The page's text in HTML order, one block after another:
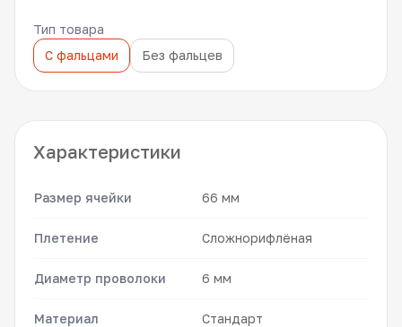
Тип товара
С фальцами
Без фальцев
Характеристики
Размер ячейки 66 мм
Плетение Сложнорифлёная
Диаметр проволоки 6 мм
Материал Стандарт